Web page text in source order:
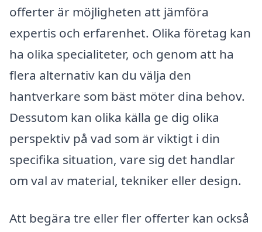
offerter är möjligheten att jämföra
expertis och erfarenhet. Olika företag kan
ha olika specialiteter, och genom att ha
flera alternativ kan du välja den
hantverkare som bäst möter dina behov.
Dessutom kan olika källa ge dig olika
perspektiv på vad som är viktigt i din
specifika situation, vare sig det handlar
om val av material, tekniker eller design.
Att begära tre eller fler offerter kan också